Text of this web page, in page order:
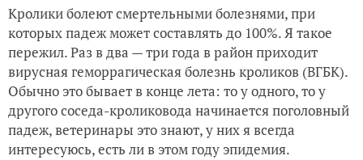
Кролики болеют смертельными болезнями, при
которых падеж может составлять до 100%. Я такое
пережил. Раз в два — три года в район приходит
вирусная геморрагическая болезнь кроликов (ВГБК).
Обычно это бывает в конце лета: то у одного, то у
другого соседа-кроликовода начинается поголовный
падеж, ветеринары это знают, у них я всегда
интересуюсь, есть ли в этом году эпидемия.